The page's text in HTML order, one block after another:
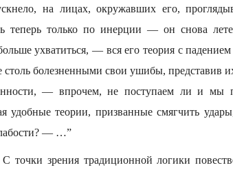
на лицах, окружавших его,
теперь только по инерции — он снова
ухватиться, — вся его теория с
столь болезненными свои ушибы, представив
— впрочем, не поступаем ли и мы
удобные теории, призванные смягчить
— …”
точки зрения традиционной логики